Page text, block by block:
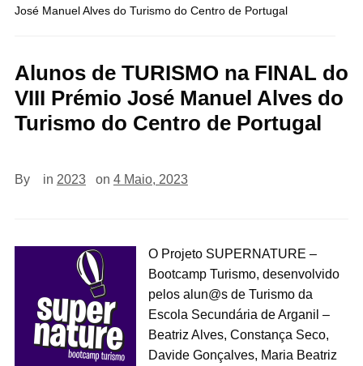
José Manuel Alves do Turismo do Centro de Portugal
Alunos de TURISMO na FINAL do
VIII Prémio José Manuel Alves do
Turismo do Centro de Portugal
By in 2023 on 4 Maio, 2023
O Projeto SUPERNATURE –
Bootcamp Turismo, desenvolvido
pelos alun@s de Turismo da
Escola Secundária de Arganil –
Beatriz Alves, Constança Seco,
Davide Gonçalves, Maria Beatriz